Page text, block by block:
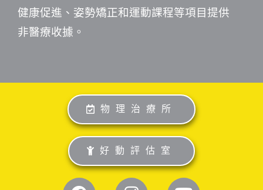
健康促進、姿勢矯正和運動課程等項目提供
非醫療收據。
物理治療所
好動評估室